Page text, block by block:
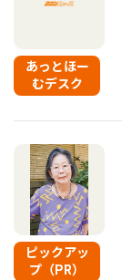
あっとほー
むデスク
ピックアッ
プ（PR）